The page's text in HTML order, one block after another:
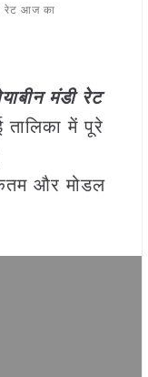
रेट आज का
मंडी रेट
तालिका में पूरे
और मोडल